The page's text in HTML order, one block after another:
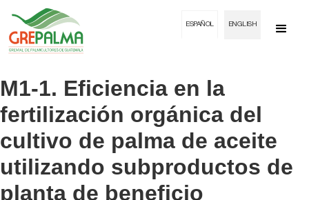
ESPAÑOL ENGLISH
M1-1. Eficiencia en la
fertilización orgánica del
cultivo de palma de aceite
utilizando subproductos de
planta de beneficio